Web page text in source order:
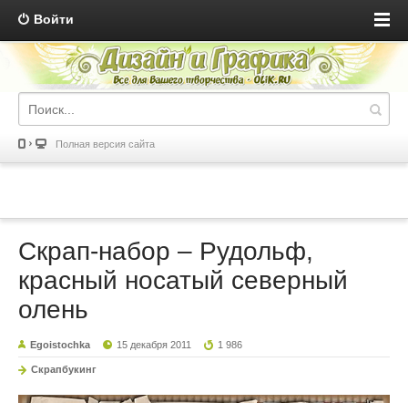
Войти
Полная версия сайта
Скрап-набор – Рудольф,
красный носатый северный
олень
Egoistochka 15 декабря 2011 1 986
Скрапбукинг